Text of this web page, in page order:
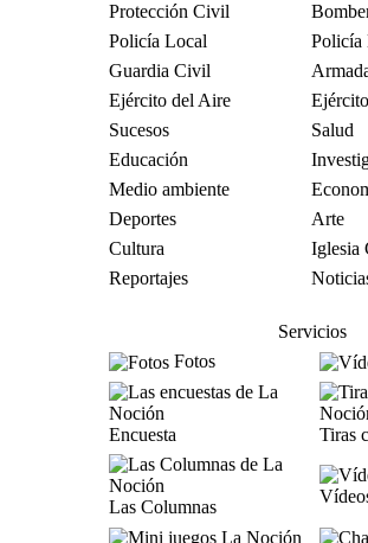
Protección Civil
Policía Local
Policía
Guardia Civil
Ejército del Aire
Sucesos
Salud
Educación
Medio ambiente
Deportes
Arte
Cultura
Iglesia
Reportajes
Servicios
Fotos
Encuesta Tiras
Las Columnas